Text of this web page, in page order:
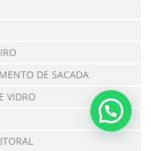
DE SACADA
VIDRO